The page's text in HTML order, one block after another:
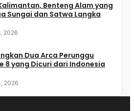
Benteng Alam yang
Sungai dan Satwa Langka
2026
Dua Arca Perunggu
8 yang Dicuri dari Indonesia
2026